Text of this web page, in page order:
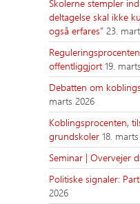
Skolerne stempler
deltagelse skal ikke
også erfares” 23.
offentliggjort19.
Debatten om
marts 2026
Koblingsprocenten,
grundskoler 18.
Seminar | Overvejer
Politiske signaler:
2026